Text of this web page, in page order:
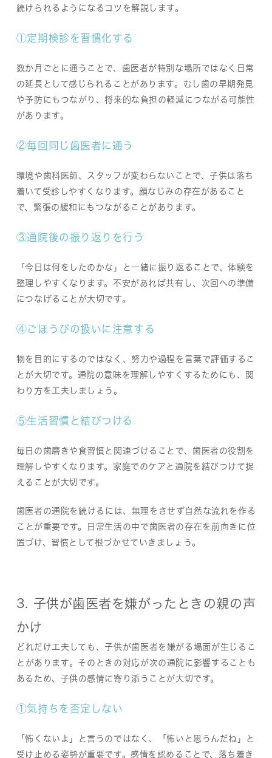
続けられるようになるコツを解説します。
①定期検診を習慣化する
数か月ごとに通うことで、歯医者が特別な場所ではなく日常
の延長として感じられることがあります。むし歯の早期発見
や予防にもつながり、将来的な負担の軽減につながる可能性
があります。
②毎回同じ歯医者に通う
環境や歯科医師、スタッフが変わらないことで、子供は落ち
着いて受診しやすくなります。顔なじみの存在があること
で、緊張の緩和にもつながることがあります。
③通院後の振り返りを行う
「今日は何をしたのかな」と一緒に振り返ることで、体験を
整理しやすくなります。不安があれば共有し、次回への準備
につなげることが大切です。
④ごほうびの扱いに注意する
物を目的にするのではなく、努力や過程を言葉で評価するこ
とが大切です。通院の意味を理解しやすくするためにも、関
わり方を工夫しましょう。
⑤生活習慣と結びつける
毎日の歯磨きや食習慣と関連づけることで、歯医者の役割を
理解しやすくなります。家庭でのケアと通院を結びつけて捉
えることが大切です。
歯医者の通院を続けるには、無理をさせず自然な流れを作る
ことが重要です。日常生活の中で歯医者の存在を前向きに位
置づけ、習慣として根づかせていきましょう。
3. 子供が歯医者を嫌がったときの親の声
かけ
どれだけ工夫しても、子供が歯医者を嫌がる場面が生じるこ
とがあります。そのときの対応が次の通院に影響することも
あるため、子供の感情に寄り添うことが大切です。
①気持ちを否定しない
「怖くないよ」と言うのではなく、「怖いと思うんだね」と
受け止める姿勢が重要です。感情を認めることで、落ち着き